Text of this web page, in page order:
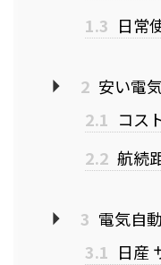
1.3 日常
2 安い電
2.1 コス
2.2 航続
3 電気自
3.1 日産